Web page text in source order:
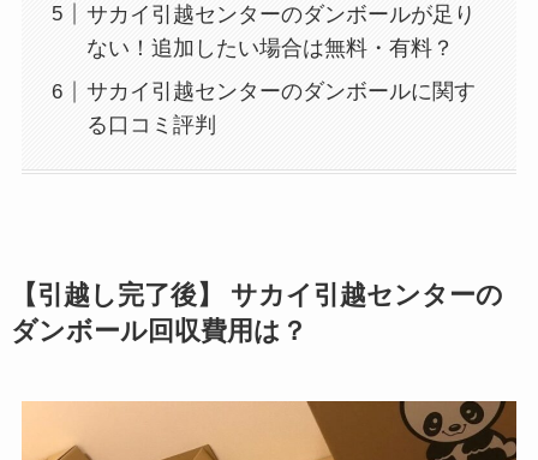
サカイ引越センターのダンボールが足り
ない！追加したい場合は無料・有料？
サカイ引越センターのダンボールに関す
る口コミ評判
【引越し完了後】 サカイ引越センターの
ダンボール回収費用は？